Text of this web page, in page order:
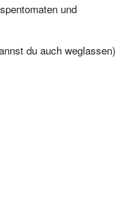
und
du auch weglassen)